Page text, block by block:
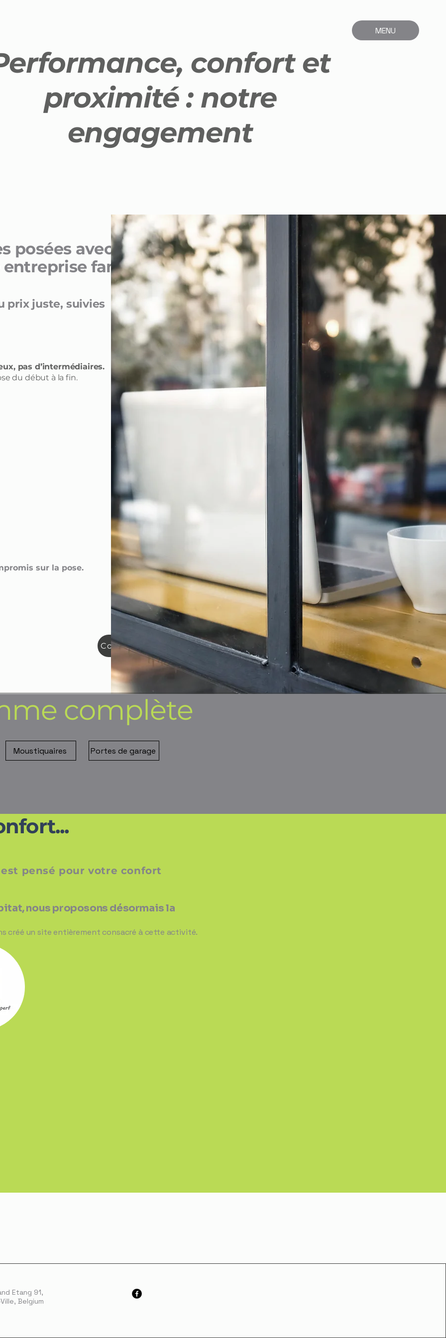
MENU
confort et
proximité : notre
engagement
posées avec soin et
familiale
prix juste, suivies
pas d’intermédiaires.
du début à la fin.
sur la pose.
Contatez-nous
complète
Moustiquaires Portes de garage
pensé pour votre confort
nous proposons désormais la
créé un site entièrement consacré à cette activité.
Etang 91,
Belgium